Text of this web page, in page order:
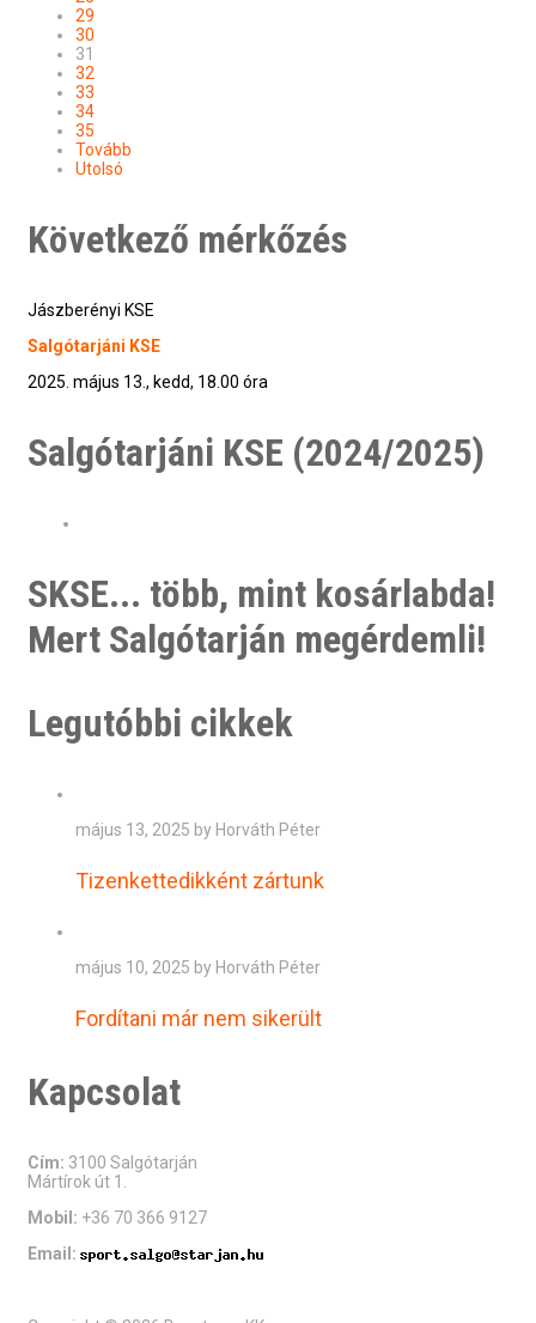
29
30
31
32
33
34
35
Tovább
Utolsó
Következő mérkőzés
Jászberényi KSE
Salgótarjáni KSE
2025. május 13., kedd, 18.00 óra
Salgótarjáni KSE (2024/2025)
SKSE... több, mint kosárlabda!
Mert Salgótarján megérdemli!
Legutóbbi cikkek
május 13, 2025 by Horváth Péter
Tizenkettedikként zártunk
május 10, 2025 by Horváth Péter
Fordítani már nem sikerült
Kapcsolat
Cím: 3100 Salgótarján
Mártírok út 1.
Mobil: +36 70 366 9127
Email: